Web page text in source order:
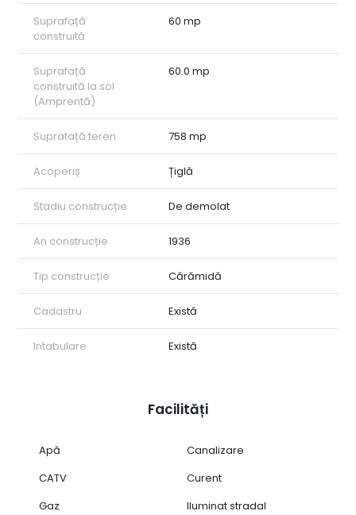
Suprafață
construită
60 mp
Suprafață
construită la sol
(Amprentă)
60.0 mp
Suprafață teren 758 mp
Acoperiș Țiglă
Stadiu construcție De demolat
An construcție 1936
Tip construcție Cărămidă
Cadastru Există
Intabulare Există
Facilități
Apă
Canalizare
CATV
Curent
Gaz
Iluminat stradal